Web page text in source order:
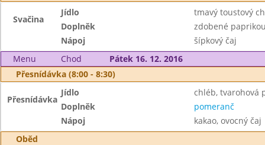
Svačina
Jídlo
tmavý toustový
Doplněk
zdobené
Nápoj
šípkový čaj
Menu
Chod
Pátek 16. 12. 2016
Přesnídávka (8:00 - 8:30)
Přesnídávka
Jídlo
chléb, tvarohová
Doplněk
pomeranč
Nápoj
kakao, ovocný čaj
Oběd